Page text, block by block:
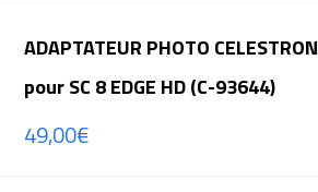
ADAPTATEUR PHOTO CELESTRON
pour SC 8 EDGE HD (C-93644)
49,00€